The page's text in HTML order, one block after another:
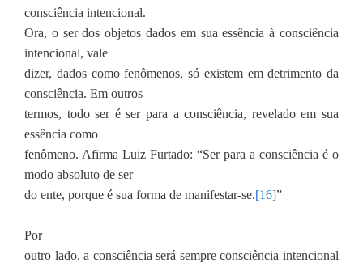
consciência intencional.
Ora, o ser dos objetos dados em sua essência à consciência
intencional, vale
dizer, dados como fenômenos, só existem em detrimento da
consciência. Em outros
termos, todo ser é ser para a consciência, revelado em sua
essência como
fenômeno. Afirma Luiz Furtado: “Ser para a consciência é o
modo absoluto de ser
do ente, porque é sua forma de manifestar-se.[16]”
Por
outro lado, a consciência será sempre consciência intencional